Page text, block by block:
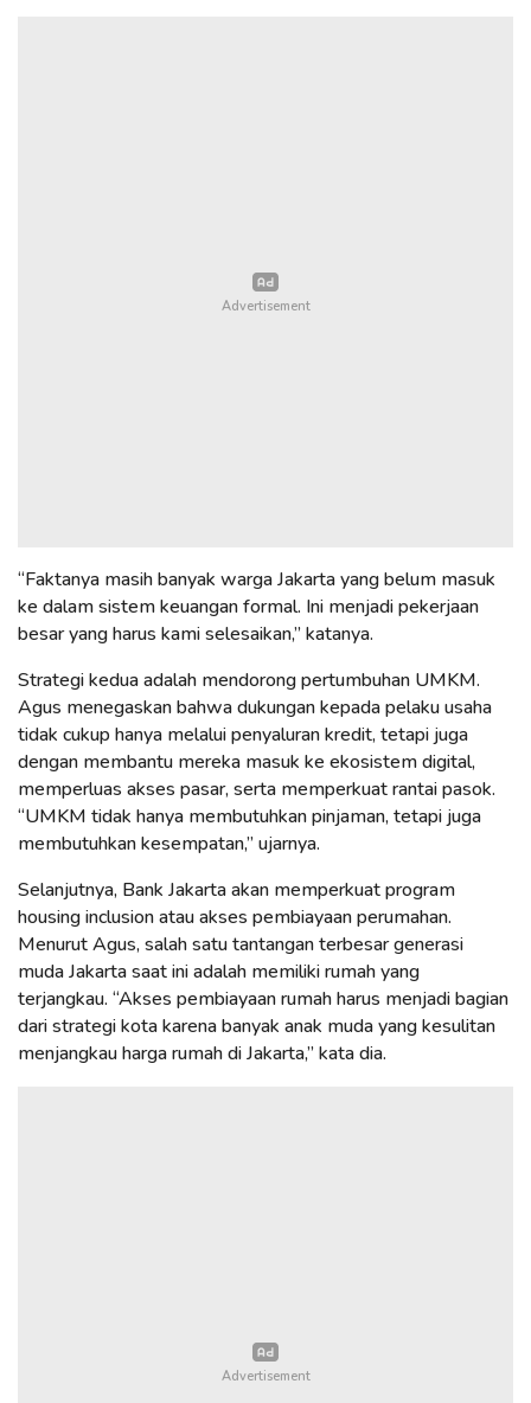
“Faktanya masih banyak warga Jakarta yang belum masuk
ke dalam sistem keuangan formal. Ini menjadi pekerjaan
besar yang harus kami selesaikan,” katanya.
Strategi kedua adalah mendorong pertumbuhan UMKM.
Agus menegaskan bahwa dukungan kepada pelaku usaha
tidak cukup hanya melalui penyaluran kredit, tetapi juga
dengan membantu mereka masuk ke ekosistem digital,
memperluas akses pasar, serta memperkuat rantai pasok.
“UMKM tidak hanya membutuhkan pinjaman, tetapi juga
membutuhkan kesempatan,” ujarnya.
Selanjutnya, Bank Jakarta akan memperkuat program
housing inclusion atau akses pembiayaan perumahan.
Menurut Agus, salah satu tantangan terbesar generasi
muda Jakarta saat ini adalah memiliki rumah yang
terjangkau. “Akses pembiayaan rumah harus menjadi bagian
dari strategi kota karena banyak anak muda yang kesulitan
menjangkau harga rumah di Jakarta,” kata dia.